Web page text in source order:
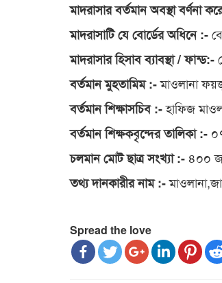
মাদরাসার বর্তমান অবস্থা বর্ণনা
মাদরাসাটি যে বোর্ডের অধিনে :-
মাদরাসার হিসাব ব্যাবস্থা / ফান্ড:-
বর্তমান মুহতামিম :-মাওলানা
বর্তমান শিক্ষাসচিব :-হাফিজ
বর্তমান শিক্ষকবৃন্দের তালিকা :-
চলমান মোট ছাত্র সংখ্যা :- ৪০০
তথ্য দানকারীর নাম :-
Spread the love